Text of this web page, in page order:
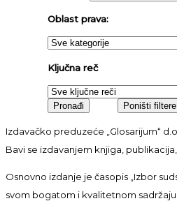
Oblast prava:
Ključna reč
Izdavačko preduzeće „Glosarijum“
Bavi se izdavanjem knjiga,
Osnovno izdanje je časopis „Izbor
svom bogatom i kvalitetnom